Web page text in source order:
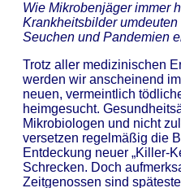
Wie Mikrobenjäger immer
Krankheitsbilder umdeuten
Seuchen und Pandemien
Trotz aller medizinischen
werden wir anscheinend
neuen, vermeintlich
heimgesucht.
Mikrobiologen und nicht
versetzen regelmäßig die
Entdeckung neuer „Killer-
Schrecken. Doch
Zeitgenossen sind